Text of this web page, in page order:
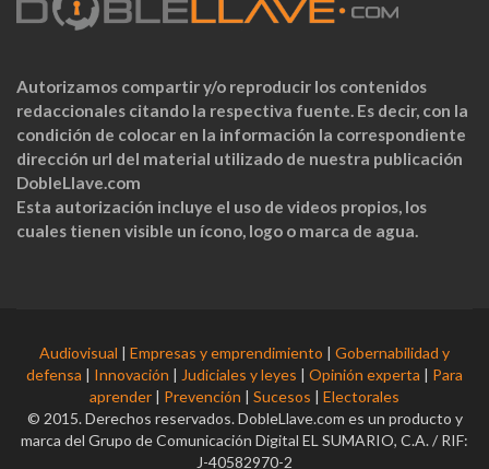
Autorizamos compartir y/o reproducir los contenidos
redaccionales citando la respectiva fuente. Es decir, con la
condición de colocar en la información la correspondiente
dirección url del material utilizado de nuestra publicación
DobleLlave.com
Esta autorización incluye el uso de videos propios, los
cuales tienen visible un ícono, logo o marca de agua.
Audiovisual | Empresas y emprendimiento | Gobernabilidad y
defensa | Innovación | Judiciales y leyes | Opinión experta | Para
aprender | Prevención | Sucesos | Electorales
© 2015. Derechos reservados. DobleLlave.com es un producto y
marca del Grupo de Comunicación Digital EL SUMARIO, C.A. / RIF:
J-40582970-2